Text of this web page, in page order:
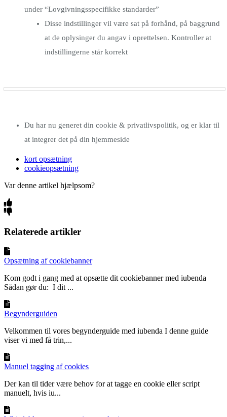
under “Lovgivningsspecifikke standarder”
Disse indstillinger vil være sat på forhånd, på baggrund
at de oplysinger du angav i oprettelsen. Kontroller at
indstillingerne står korrekt
Du har nu generet din cookie & privatlivspolitik, og er klar til
at integrer det på din hjemmeside
kort opsætning
cookieopsætning
Var denne artikel hjælpsom?
Relaterede artikler
Opsætning af cookiebanner
Kom godt i gang med at opsætte dit cookiebanner med iubenda
Sådan gør du: I dit ...
Begynderguiden
Velkommen til vores begynderguide med iubenda I denne guide
viser vi med få trin,...
Manuel tagging af cookies
Der kan til tider være behov for at tagge en cookie eller script
manuelt, hvis iu...